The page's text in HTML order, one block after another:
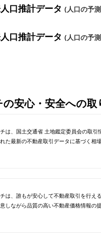
口推計データ(人口の予
口推計データ(人口の予
安心・安全への取
は、国土交通省 土地鑑定委員会の取引
た最新の不動産取引データに基づく相
は、誰もが安心して不動産取引を行え
しながら品質の高い不動産価格情報の